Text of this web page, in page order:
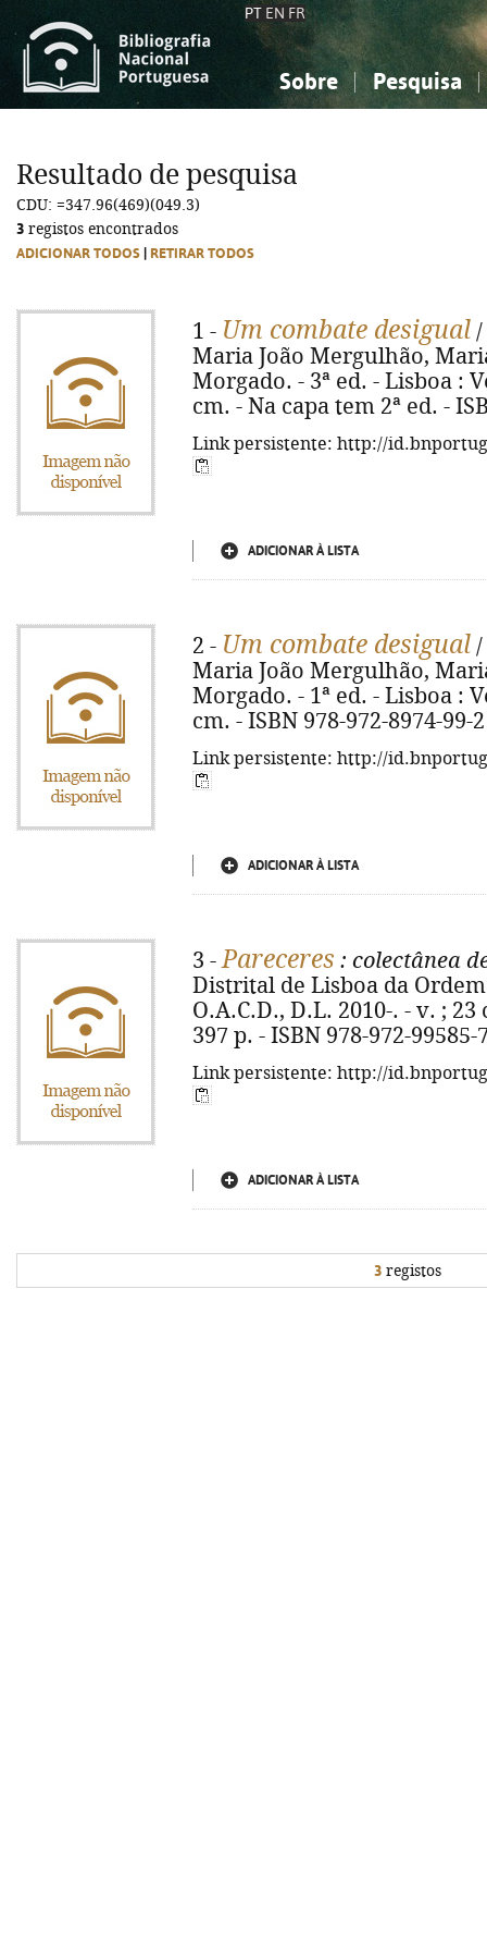
PT EN FR
Sobre Pesquisa
Ciências sociais...
Ciências sociais...
Resultado de pesquisa
CDU: =347.96(469)(049.3)
3 registos encontrados
ADICIONAR TODOS RETIRAR TODOS
1 - Um combate desigual /
Maria João Mergulhão,
Morgado. - 3ª ed. - Lisboa :
cm. - Na capa tem 2ª ed. -
Link persistente: http://
ADICIONAR À LISTA
2 - Um combate desigual /
Maria João Mergulhão,
Morgado. - 1ª ed. - Lisboa :
cm. - ISBN 978-972-8974-99-2
Link persistente: http://
ADICIONAR À LISTA
3 -Pareceres : colectânea
Distrital de Lisboa da
O.A.C.D., D.L. 2010-. - v. ;
397 p. - ISBN 978-972-99585-
Link persistente: http://
ADICIONAR À LISTA
3 registos